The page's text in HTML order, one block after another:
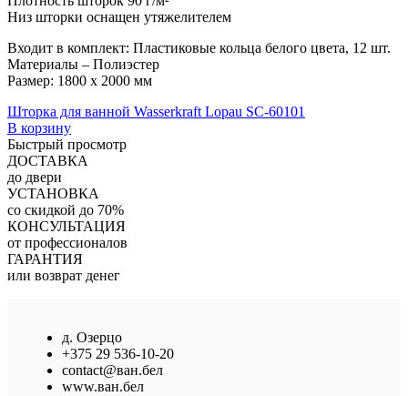
Низ шторки оснащен утяжелителем
Входит в комплект: Пластиковые кольца белого цвета, 12 шт.
Материалы – Полиэстер
Размер: 1800 х 2000 мм
Шторка для ванной Wasserkraft Lopau SC-60101
В корзину
Быстрый просмотр
ДОСТАВКА
до двери
УСТАНОВКА
со скидкой до 70%
КОНСУЛЬТАЦИЯ
от профессионалов
ГАРАНТИЯ
или возврат денег
д. Озерцо
+375 29 536-10-20
contact@ван.бел
www.ван.бел